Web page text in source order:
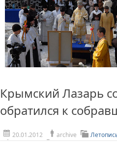
Крымский Лазарь
обратился к
20.01.2012 archive